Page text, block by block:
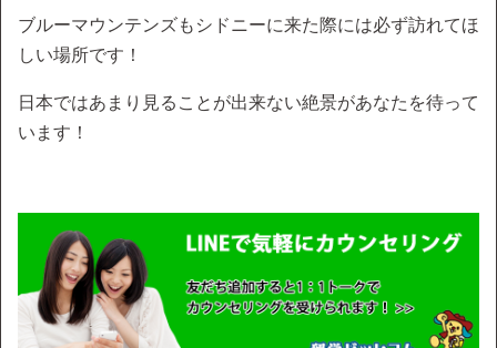
ブルーマウンテンズもシドニーに来た際には必ず訪れてほ
しい場所です！
日本ではあまり見ることが出来ない絶景があなたを待って
います！